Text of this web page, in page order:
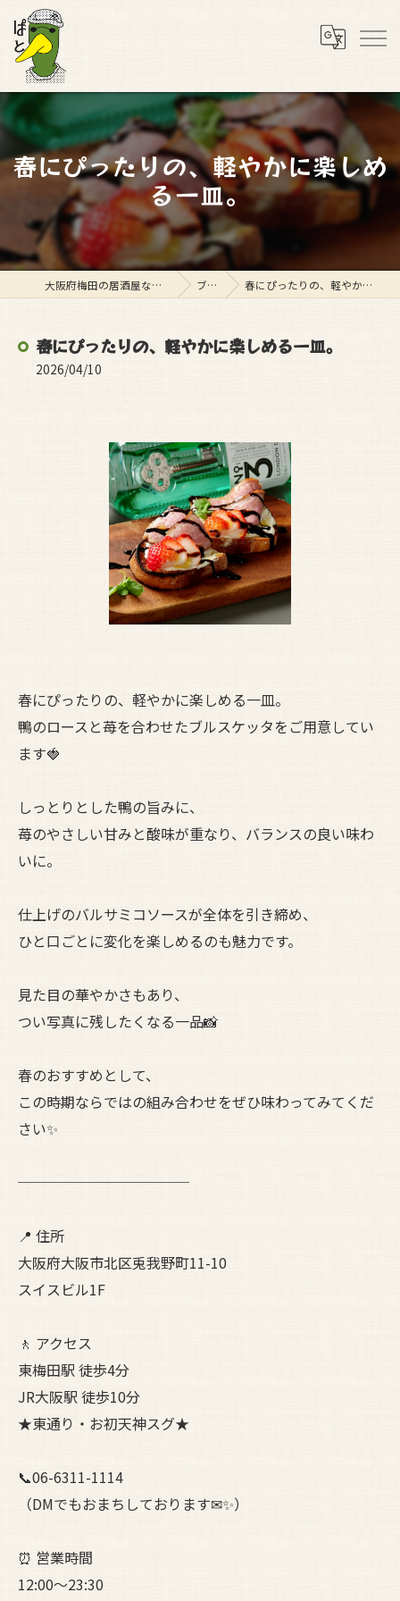
春にぴったりの、軽やかに楽しめ
る一皿。
大阪府梅田の居酒屋ならスタンド ぱと ブログ 春にぴったりの、軽やかに楽しめる一皿。
春にぴったりの、軽やかに楽しめる一皿。
2026/04/10
春にぴったりの、軽やかに楽しめる一皿。
鴨のロースと苺を合わせたブルスケッタをご用意してい
ます🍓
しっとりとした鴨の旨みに、
苺のやさしい甘みと酸味が重なり、バランスの良い味わ
いに。
仕上げのバルサミコソースが全体を引き締め、
ひと口ごとに変化を楽しめるのも魅力です。
見た目の華やかさもあり、
つい写真に残したくなる一品📸
春のおすすめとして、
この時期ならではの組み合わせをぜひ味わってみてくだ
さい✨
────────────
📍 住所
大阪府大阪市北区兎我野町11-10
スイスビル1F
🚶 アクセス
東梅田駅 徒歩4分
JR大阪駅 徒歩10分
★東通り・お初天神スグ★
📞06-6311-1114
（DMでもおまちしております✉✨）
⏰ 営業時間
12:00〜23:30